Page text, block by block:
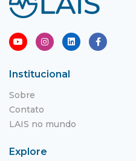
Institucional
Sobre
Contato
LAIS no mundo
Explore